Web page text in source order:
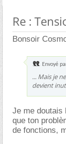
Re :
Bonsoir
Envoyé
... Mais je
devient
Je me doutais
que ton
de fonctions,